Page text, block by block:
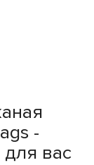
-
вас